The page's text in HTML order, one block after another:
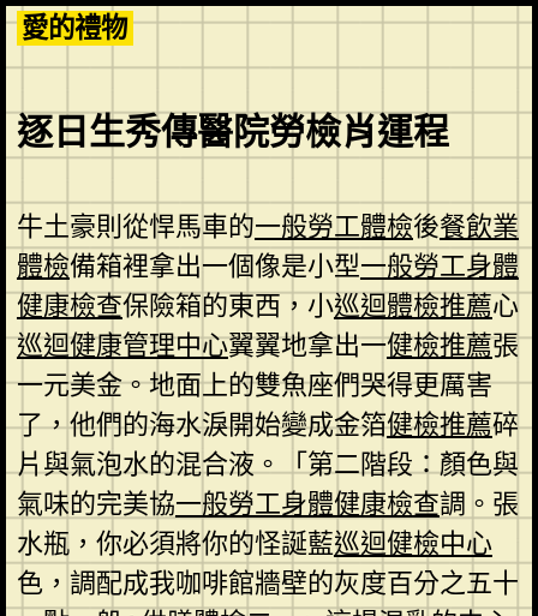
Skip
to
content
愛的禮物
逐日生秀傳醫院勞檢肖運程
牛土豪則從悍馬車的一般勞工體檢後餐飲業
體檢備箱裡拿出一個像是小型一般勞工身體
健康檢查保險箱的東西，小巡迴體檢推薦心
巡迴健康管理中心翼翼地拿出一健檢推薦張
一元美金。地面上的雙魚座們哭得更厲害
了，他們的海水淚開始變成金箔健檢推薦碎
片與氣泡水的混合液。「第二階段：顏色與
氣味的完美協一般勞工身體健康檢查調。張
水瓶，你必須將你的怪誕藍巡迴健檢中心
色，調配成我咖啡館牆壁的灰度百分之五十